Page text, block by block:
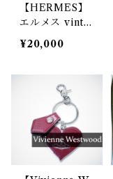
【HERMES】
エルメス vinta
ge シルクスカ
ーフ green
¥20,000